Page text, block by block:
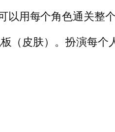
用每个角色通关整个
（皮肤）。扮演每个